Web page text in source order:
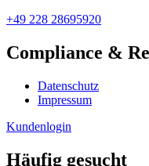
+49 228 28695920
Compliance &
Datenschutz
Impressum
Kundenlogin
Häufig gesucht